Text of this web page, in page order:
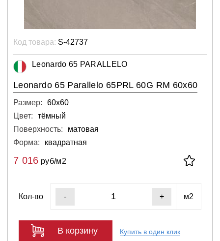
Код товара: S-42737
Leonardo 65 PARALLELO
Leonardo 65 Parallelo 65PRL 60G RM 60x60
Размер:
60х60
Цвет:
тёмный
Поверхность:
матовая
Форма:
квадратная
7 016 руб/м2
Кол-во - + м2
В корзину Купить в один клик